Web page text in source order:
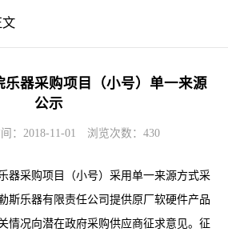
文
乐器采购项目（小号）单一来源
公示
：2018-11-01 浏览次数： 430
器采购项目（小号）采用单一来源方式采
斯乐器有限责任公司提供原厂软硬件产品
情况向潜在政府采购供应商征求意见。征